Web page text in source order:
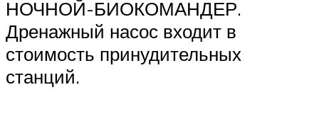
НОЧНОЙ-БИОКОМАНДЕР.
Дренажный насос входит в
стоимость принудительных
станций.